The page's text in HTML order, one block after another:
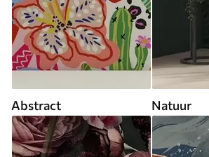
Abstract Natuur